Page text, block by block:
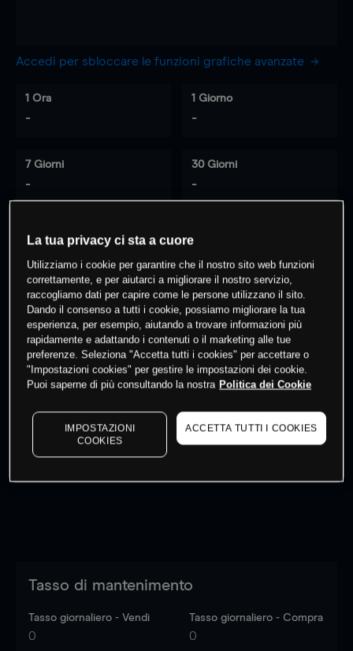
Accedi per sbloccare le funzioni grafiche avanzate
1 Ora
-
1 Giorno
-
7 Giorni
-
30 Giorni
-
% dei clienti hanno posizioni
questo prodotto
Fai trading
I prezzi sono solo indicativi. Accediper vedere gli ultimi
dati di mercato
to see latest market data
Tasso di mantenimento
Tasso giornaliero - Vendi
0
Tasso giornaliero - Compra
0
La tua privacy ci sta a cuore
Utilizziamo i cookie per garantire che il nostro sito web funzioni
correttamente, e per aiutarci a migliorare il nostro servizio,
raccogliamo dati per capire come le persone utilizzano il sito.
Dando il consenso a tutti i cookie, possiamo migliorare la tua
esperienza, per esempio, aiutando a trovare informazioni più
rapidamente e adattando i contenuti o il marketing alle tue
preferenze. Seleziona "Accetta tutti i cookies" per accettare o
"Impostazioni cookies" per gestire le impostazioni dei cookie.
Puoi saperne di più consultando la nostra Politica dei Cookie
IMPOSTAZIONI
COOKIES
ACCETTA TUTTI I COOKIES